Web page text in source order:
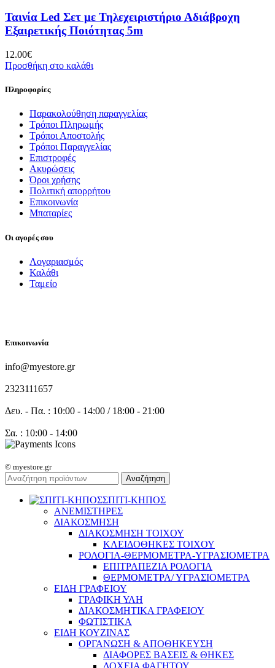
Ταινία Led Σετ με Τηλεχειριστήριο Αδιάβροχη
Εξαιρετικής Ποιότητας 5m
12.00€
Προσθήκη στο καλάθι
Πληροφορίες
Παρακολούθηση παραγγελίας
Τρόποι Πληρωμής
Τρόποι Αποστολής
Τρόποι Παραγγελίας
Επιστροφές
Ακυρώσεις
Όροι χρήσης
Πολιτική απορρήτου
Επικοινωνία
Μπαταρίες
Οι αγορές σου
Λογαριασμός
Καλάθι
Ταμείο
Επικοινωνία
info@myestore.gr
2323111657
Δευ. - Πα. : 10:00 - 14:00 / 18:00 - 21:00
Σα. : 10:00 - 14:00
© myestore.gr
Αναζήτηση
ΣΠΙΤΙ-ΚΗΠΟΣ
ΑΝΕΜΙΣΤΗΡΕΣ
ΔΙΑΚΟΣΜΗΣΗ
ΔΙΑΚΟΣΜΗΣΗ ΤΟΙΧΟΥ
ΚΛΕΙΔΟΘΗΚΕΣ ΤΟΙΧΟΥ
ΡΟΛΟΓΙΑ-ΘΕΡΜΟΜΕΤΡΑ-ΥΓΡΑΣΙΟΜΕΤΡΑ
ΕΠΙΤΡΑΠΕΖΙΑ ΡΟΛΟΓΙΑ
ΘΕΡΜΟΜΕΤΡΑ/ ΥΓΡΑΣΙΟΜΕΤΡΑ
ΕΙΔΗ ΓΡΑΦΕΙΟΥ
ΓΡΑΦΙΚΗ ΥΛΗ
ΔΙΑΚΟΣΜΗΤΙΚΑ ΓΡΑΦΕΙΟΥ
ΦΩΤΙΣΤΙΚΑ
ΕΙΔΗ ΚΟΥΖΙΝΑΣ
ΟΡΓΑΝΩΣΗ & ΑΠΟΘΗΚΕΥΣΗ
ΔΙΑΦΟΡΕΣ ΒΑΣΕΙΣ & ΘΗΚΕΣ